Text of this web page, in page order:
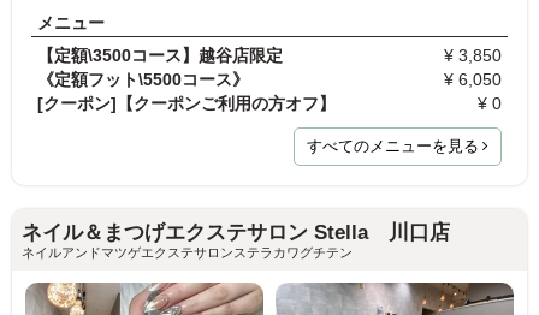
メニュー
【定額\3500コース】越谷店限定
¥ 3,850
《定額フット\5500コース》
¥ 6,050
[クーポン]【クーポンご利用の方オフ】
¥ 0
すべてのメニューを見る
ネイル＆まつげエクステサロン Stella 川口店
ネイルアンドマツゲエクステサロンステラカワグチテン